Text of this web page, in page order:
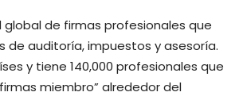
global de firmas profesionales que
de auditoría, impuestos y asesoría.
y tiene 140,000 profesionales que
miembro” alrededor del